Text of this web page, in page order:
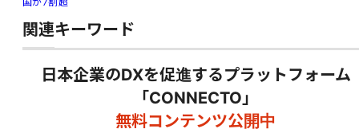
関連キーワード
日本企業のDXを促進するプラットフォーム
「CONNECTO」
無料コンテンツ公開中